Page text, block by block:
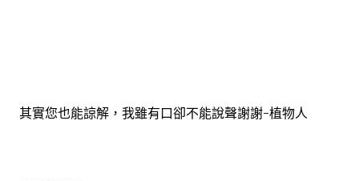
其實您也能諒解，我雖有口卻不能說聲謝謝-植物人